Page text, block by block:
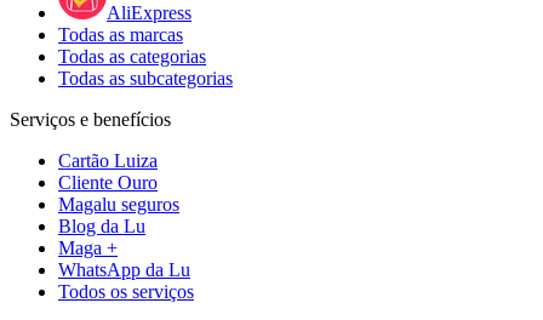
AliExpress
Todas as marcas
Todas as categorias
Todas as subcategorias
Serviços e benefícios
Cartão Luiza
Cliente Ouro
Magalu seguros
Blog da Lu
Maga +
WhatsApp da Lu
Todos os serviços